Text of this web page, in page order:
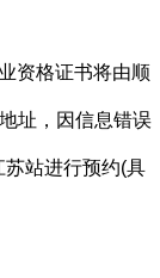
资格证书将由顺
址，因信息错误
站进行预约(具